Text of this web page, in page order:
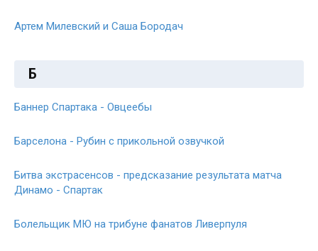
Артем Милевский и Саша Бородач
Б
Баннер Спартака - Овцеебы
Барселона - Рубин с прикольной озвучкой
Битва экстрасенсов - предсказание результата матча
Динамо - Спартак
Болельщик МЮ на трибуне фанатов Ливерпуля